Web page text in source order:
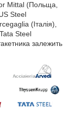
Mittal (Польща,
Steel
(Італія),
Steel
залежить